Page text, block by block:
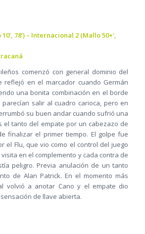
78’) – Internacional 2 (Mallo 50+’,
comenzó con general dominio del
reflejó en el marcador cuando Germán
una bonita combinación en el borde
parecían salir al cuadro carioca, pero en
su buen andar cuando sufrió una
el tanto del empate por un cabezazo de
finalizar el primer tiempo. El golpe fue
el Flu, que vio como el control del juego
en el complemento y cada contra de
peligro. Previa anulación de un tanto
de Alan Patrick. En el momento más
volvió a anotar Cano y el empate dio
de llave abierta.